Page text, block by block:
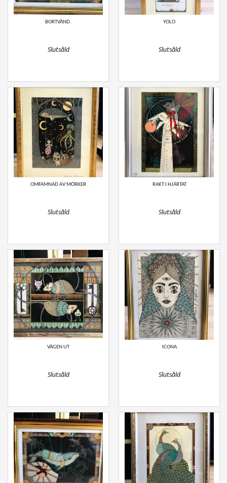
BORTVÄND.
Slutsåld
YOLO
Slutsåld
OMFAMNAD AV MÖRKER
Slutsåld
RAKT I HJÄRTAT
Slutsåld
VÄGEN UT
Slutsåld
ICONA
Slutsåld